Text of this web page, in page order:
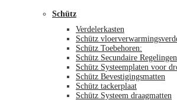
Schütz
Verdelerkasten
Schütz
Schütz Toebehoren:
Schütz Secundaire Regelingen
Schütz Systeemplaten voor
Schütz Bevestigingsmatten
Schütz tackerplaat
Schütz Systeem draagmatten